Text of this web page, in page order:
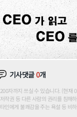
기사댓글0개
200자까지 쓰실 수 있습니다. (현
저작권 등 다른 사람의 권리를 침해
타인에게 불쾌감을 주는 욕설 등 비